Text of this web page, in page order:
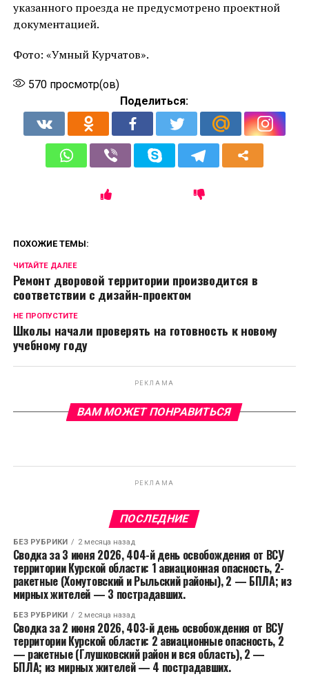
указанного проезда не предусмотрено проектной
документацией.
Фото: «Умный Курчатов».
570просмотр(ов)
Поделиться:
ПОХОЖИЕ ТЕМЫ:
ЧИТАЙТЕ ДАЛЕЕ
Ремонт дворовой территории производится в
соответствии с дизайн-проектом
НЕ ПРОПУСТИТЕ
Школы начали проверять на готовность к новому
учебному году
РЕКЛАМА
ВАМ МОЖЕТ ПОНРАВИТЬСЯ
РЕКЛАМА
ПОСЛЕДНИЕ
БЕЗ РУБРИКИ 2 месяца назад
Сводка за 3 июня 2026, 404-й день освобождения от ВСУ
территории Курской области: 1 авиационная опасность, 2-
ракетные (Хомутовский и Рыльский районы), 2 — БПЛА; из
мирных жителей — 3 пострадавших.
БЕЗ РУБРИКИ 2 месяца назад
Сводка за 2 июня 2026, 403-й день освобождения от ВСУ
территории Курской области: 2 авиационные опасность, 2
— ракетные (Глушковский район и вся область), 2 —
БПЛА; из мирных жителей — 4 пострадавших.